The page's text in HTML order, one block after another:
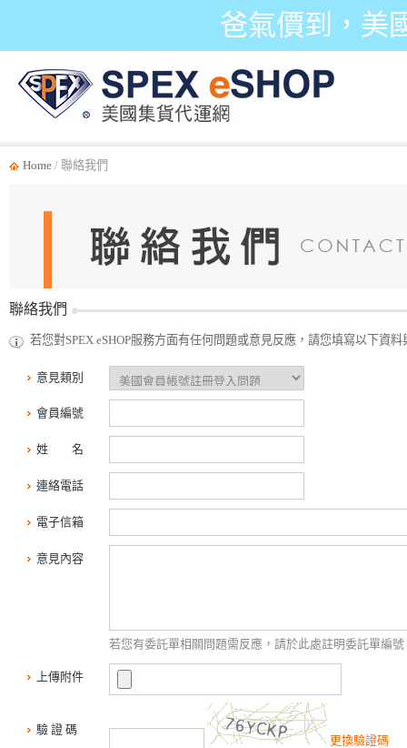
爸氣價到，美
Home / 聯絡我們
聯絡我們
若您對SPEX eSHOP服務方面有任何問題或意見反應，請您填寫以下資
意見類別
會員編號
姓 名
連絡電話
電子信箱
意見內容
若您有委託單相關問題需反應，請於此處註明委託單編
上傳附件
驗 證 碼
更換驗證碼